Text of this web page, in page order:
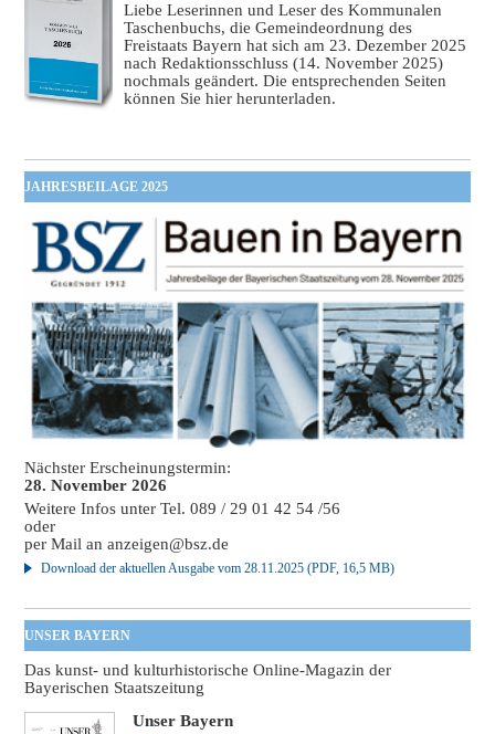
Liebe Leserinnen und Leser des Kommunalen
Taschenbuchs, die Gemeindeordnung des
Freistaats Bayern hat sich am 23. Dezember 2025
nach Redaktionsschluss (14. November 2025)
nochmals geändert. Die entsprechenden Seiten
können Sie hier herunterladen.
JAHRESBEILAGE 2025
Nächster Erscheinungstermin:
28. November 2026
Weitere Infos unter Tel. 089 / 29 01 42 54 /56
oder
per Mail ananzeigen@bsz.de
Download der aktuellen Ausgabe vom 28.11.2025 (PDF, 16,5 MB)
UNSER BAYERN
Das kunst- und kulturhistorische Online-Magazin der
Bayerischen Staatszeitung
Unser Bayern